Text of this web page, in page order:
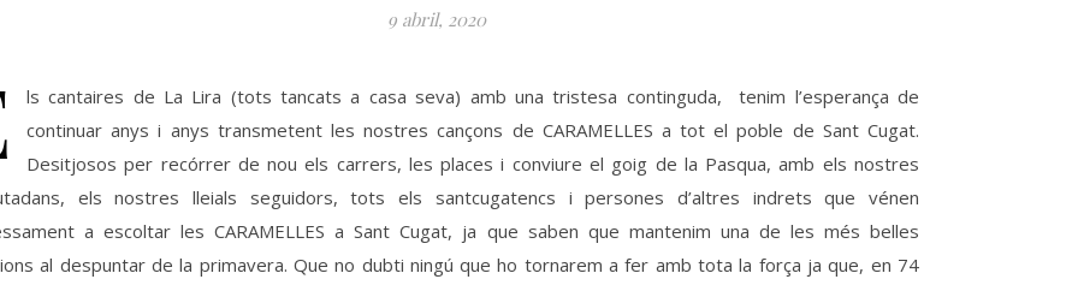
9 abril, 2020
ls cantaires de La Lira (tots tancats a casa seva) amb una tristesa continguda, tenim l’esperança de
continuar anys i anys transmetent les nostres cançons de CARAMELLES a tot el poble de Sant Cugat.
Desitjosos per recórrer de nou els carrers, les places i conviure el goig de la Pasqua, amb els nostres
els nostres lleials seguidors, tots els santcugatencs i persones d’altres indrets que vénen
a escoltar les CARAMELLES a Sant Cugat, ja que saben que mantenim una de les més belles
al despuntar de la primavera. Que no dubti ningú que ho tornarem a fer amb tota la força ja que, en 74